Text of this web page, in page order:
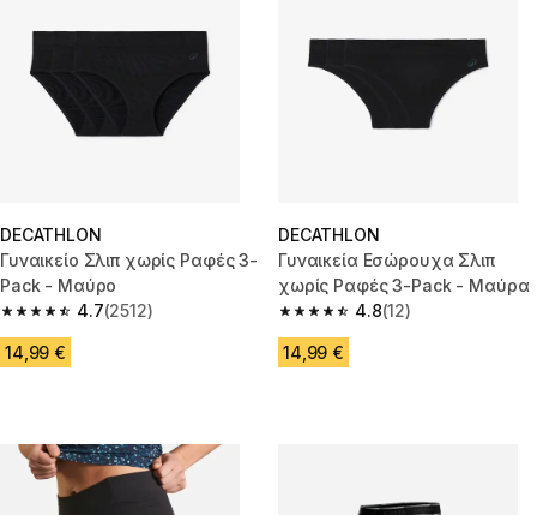
DECATHLON
Γυναικείο Σλιπ χωρίς Ραφές 3-
Pack - Μαύρο
4.7
4.7 out of 5 stars from 2512 reviews
(2512)
14,99 €
DECATHLON
Γυναικεία Εσώρουχα Σλιπ
χωρίς Ραφές 3-Pack - Μαύρα
4.8
4.8 out of 5 stars from 12
(12)
14,99 €